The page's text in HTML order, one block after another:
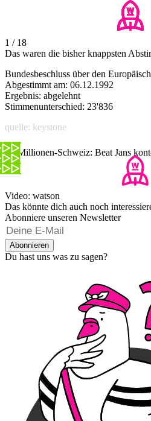
1 / 18
Das waren die bisher knappsten
Bundesbeschluss über den
Abgestimmt am: 06.12.1992
Ergebnis: abgelehnt
Stimmenunterschied: 23'836
quelle: keystone
10-Millionen-Schweiz: Beat Jans
Video: watson
Das könnte dich auch noch
Abonniere unseren Newsletter
Abonnieren
Du hast uns was zu sagen?